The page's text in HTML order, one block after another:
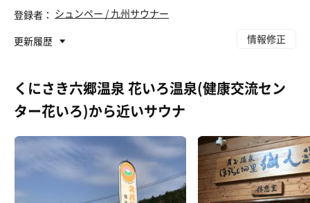
旨辛ちゃんぽんうどん（ちゃんぽん麺変更）、白めし
セット
某デブに買収されたかつての福岡の覇権うどんチェー
ン。この系列で僕が一番好きなメニューがなく代わり
登録者： シュンペー / 九州サウナー
更新履歴
情報修正
くにさき六郷温泉 花いろ温泉(健康交流セン
ター花いろ)から近いサウナ